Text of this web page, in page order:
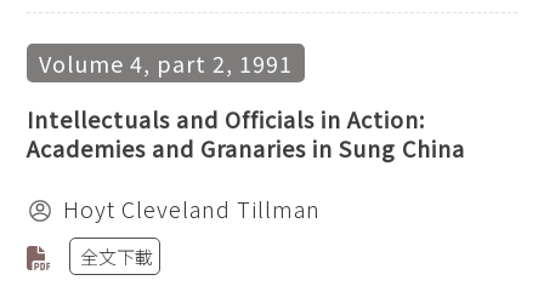
Volume 4, part 2, 1991
Intellectuals and Officials in Action:
Academies and Granaries in Sung China
Hoyt Cleveland Tillman
全文下載